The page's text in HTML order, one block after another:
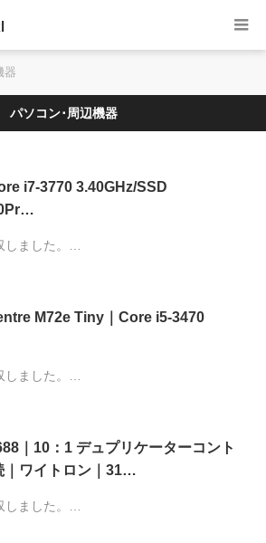
器
パソコン･周辺機器
i7-3770 3.40GHz/SSD
しました。…
M72e Tiny｜Core i5-3470
しました。…
｜10：1 デュプリケーターコント
｜ワイトロン｜31…
しました。…